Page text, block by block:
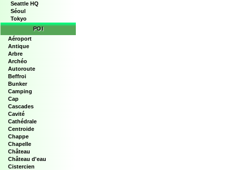
Seattle HQ
Séoul
Tokyo
POI
Aéroport
Antique
Arbre
Archéo
Autoroute
Beffroi
Bunker
Camping
Cap
Cascades
Cavité
Cathédrale
Centroide
Chappe
Chapelle
Château
Château d'eau
Cistercien